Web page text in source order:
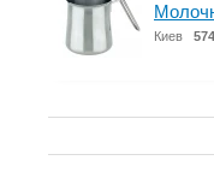
Киев